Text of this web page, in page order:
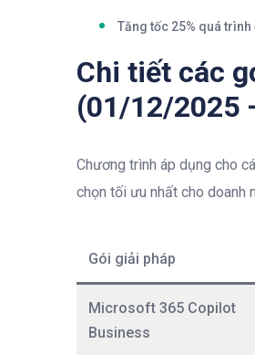
Tăng tốc 25% quá
Chi tiết các
(01/12/2025
Chương trình áp dụng cho
chọn tối ưu nhất cho doanh
Gói giải pháp
Microsoft 365 Copilot
Business